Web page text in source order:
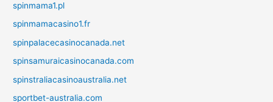
spinmama1.pl
spinmamacasino1.fr
spinpalacecasinocanada.net
spinsamuraicasinocanada.com
spinstraliacasinoaustralia.net
sportbet-australia.com